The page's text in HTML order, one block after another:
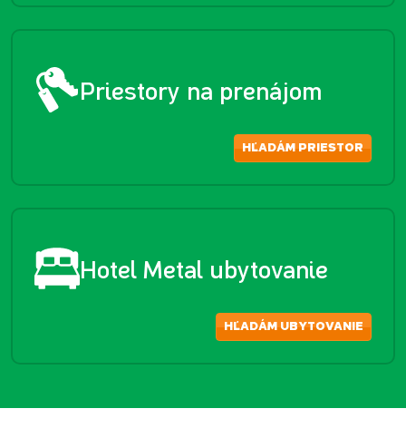
Priestory na prenájom
HĽADÁM PRIESTOR
Hotel Metal ubytovanie
HĽADÁM UBYTOVANIE